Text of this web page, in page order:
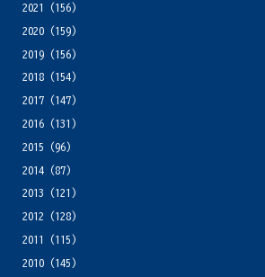
2021
(156)
2020(159)
2019(156)
2018(154)
2017(147)
2016(131)
2015 (96)
2014(87)
2013 (121)
2012 (128)
2011
(115)
2010(145)